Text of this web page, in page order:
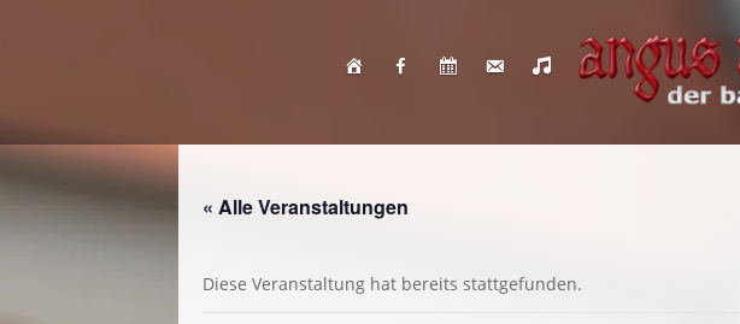
Seyd gegrüßt
Neuigkeiten
KalenderKontaktTönendes
« Alle Veranstaltungen
Diese Veranstaltung hat bereits stattgefunden.